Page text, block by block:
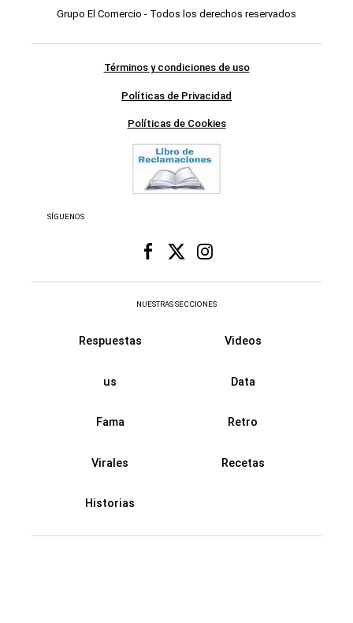
Grupo El Comercio - Todos los derechos reservados
Términos y condiciones de uso
Políticas de Privacidad
Políticas de Cookies
SÍGUENOS
NUESTRAS SECCIONES
Respuestas Videos
us Data
Fama Retro
Virales Recetas
Historias